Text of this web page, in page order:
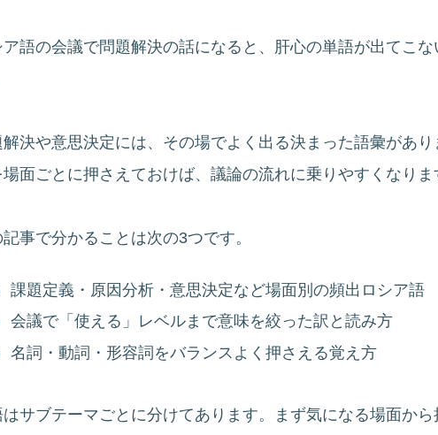
ア語の会議で問題解決の話になると、肝心の単語が出てこ
解決や意思決定には、その場でよく出る決まった語彙があ
面ごとに押さえておけば、議論の流れに乗りやすくなりま
記事で分かることは次の3つです。
課題定義・原因分析・意思決定など場面別の頻出ロシア語
会議で「使える」レベルまで意味を絞った訳と読み方
名詞・動詞・形容詞をバランスよく押さえる覚え方
はサブテーマごとに分けてあります。まず気になる場面か